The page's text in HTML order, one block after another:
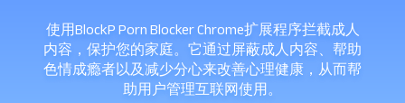
使用BlockP Porn Blocker Chrome扩展程序拦截成人
内容，保护您的家庭。它通过屏蔽成人内容、帮助
色情成瘾者以及减少分心来改善心理健康，从而帮
助用户管理互联网使用。